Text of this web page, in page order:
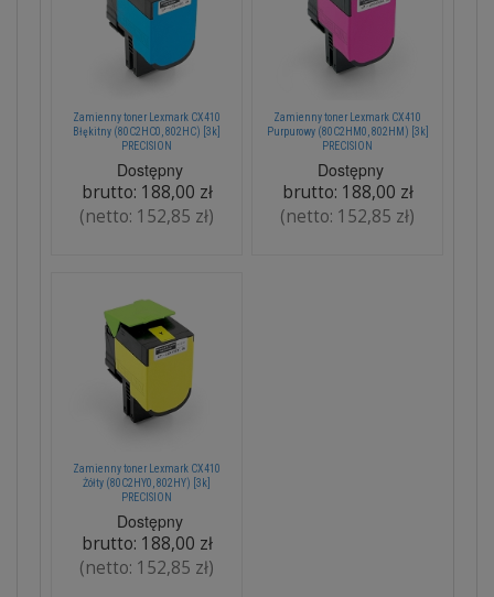
Zamienny toner Lexmark CX410
Błękitny (80C2HC0, 802HC) [3k]
PRECISION
Dostępny
brutto: 188,00 zł
(netto: 152,85 zł)
Zamienny toner Lexmark CX410
Purpurowy (80C2HM0, 802HM) [3k]
PRECISION
Dostępny
brutto: 188,00 zł
(netto: 152,85 zł)
Zamienny toner Lexmark CX410
Żółty (80C2HY0, 802HY) [3k]
PRECISION
Dostępny
brutto: 188,00 zł
(netto: 152,85 zł)